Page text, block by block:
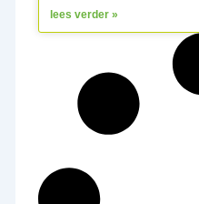
lees verder »